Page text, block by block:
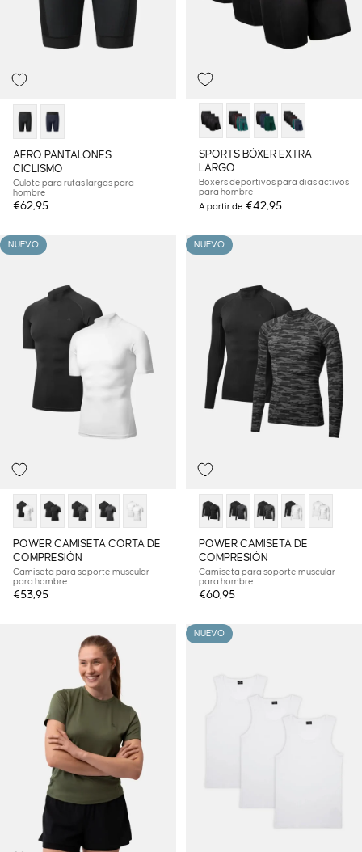
AERO PANTALONES
CICLISMO
Culote para rutas largas para
hombre
€62,95
SPORTS BÓXER EXTRA
LARGO
Bóxers deportivos para días activos
para hombre
A partir de €42,95
NUEVO
POWER CAMISETA CORTA DE
COMPRESIÓN
Camiseta para soporte muscular
para hombre
€53,95
NUEVO
POWER CAMISETA DE
COMPRESIÓN
Camiseta para soporte muscular
para hombre
€60,95
NUEVO